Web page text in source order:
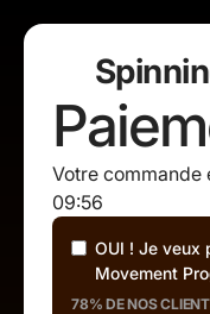
Votre commande
09:55
OUI ! Je veux
Movement
78% DE NOS